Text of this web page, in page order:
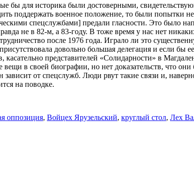
бы для историка были достоверными,
поддержать военное положение, то были
спецслужбами] предали гласности. Это было
не в 82-м, а 83-году. В тоже время у нас нет
после 1976 года. Играло ли это
довольно большая делегация и если
касательно представителей «Солидарности» в
в своей биографии, но нет доказательств, что
зависит от спецслужб. Люди рвут такие связи и,
на поводке.
оппозиция, Войцех Ярузельский, круглый стол, Лех